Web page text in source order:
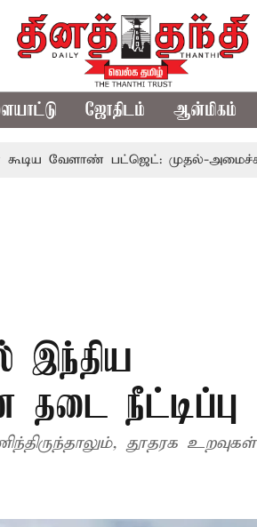
ஜோதிடம் ஆன்மிகம்
பட்ஜெட்: முதல்-அமைச்சர் விஜய்
இந்திய
நீட்டிப்பு
தூதரக உறவுகள்